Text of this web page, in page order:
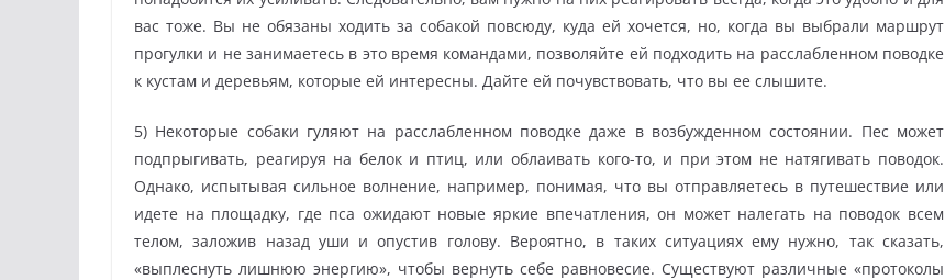
вас тоже. Вы не обязаны ходить за собакой повсюду, куда ей хочется, но, когда вы выбрали маршрут
прогулки и не занимаетесь в это время командами, позволяйте ей подходить на расслабленном поводке
к кустам и деревьям, которые ей интересны. Дайте ей почувствовать, что вы ее слышите.
5) Некоторые собаки гуляют на расслабленном поводке даже в возбужденном состоянии. Пес может
подпрыгивать, реагируя на белок и птиц, или облаивать кого-то, и при этом не натягивать поводок.
Однако, испытывая сильное волнение, например, понимая, что вы отправляетесь в путешествие или
идете на площадку, где пса ожидают новые яркие впечатления, он может налегать на поводок всем
телом, заложив назад уши и опустив голову. Вероятно, в таких ситуациях ему нужно, так сказать,
«выплеснуть лишнюю энергию», чтобы вернуть себе равновесие. Существуют различные «протоколы